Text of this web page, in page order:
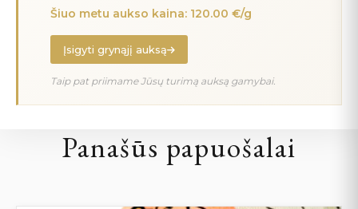
Šiuo metu aukso kaina: 120.00 €/g
Įsigyti grynąjį auksą
Taip pat priimame Jūsų turimą auksą gamybai.
Panašūs papuošalai